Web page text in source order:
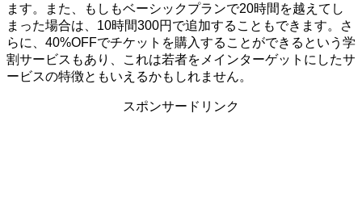
ます。また、もしもベーシックプランで20時間を越えてし
まった場合は、10時間300円で追加することもできます。さ
らに、40%OFFでチケットを購入することができるという学
割サービスもあり、これは若者をメインターゲットにしたサ
ービスの特徴ともいえるかもしれません。
スポンサードリンク